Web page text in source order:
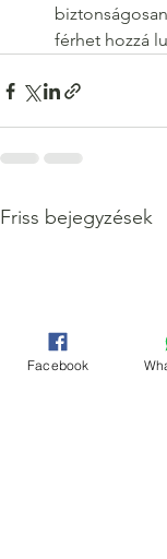
férhet hozzá
Friss bejegyzések
Facebook